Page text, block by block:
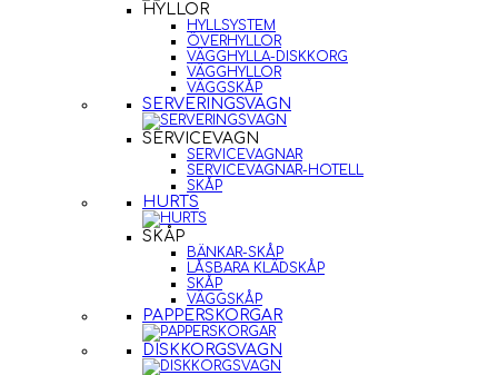
HYLLOR
HYLLSYSTEM
ÖVERHYLLOR
VÄGGHYLLA-DISKKORG
VÄGGHYLLOR
VÄGGSKÅP
SERVERINGSVAGN
SERVICEVAGN
SERVICEVAGNAR
SERVICEVAGNAR-HOTELL
SKÅP
HURTS
SKÅP
BÄNKAR-SKÅP
LÅSBARA KLÄDSKÅP
SKÅP
VÄGGSKÅP
PAPPERSKORGAR
DISKKORGSVAGN